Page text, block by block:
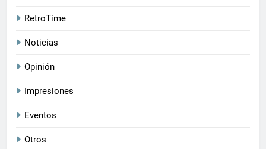
RetroTime
Noticias
Opinión
Impresiones
Eventos
Otros